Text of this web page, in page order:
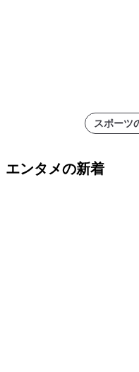
スポーツ
エンタメの新着